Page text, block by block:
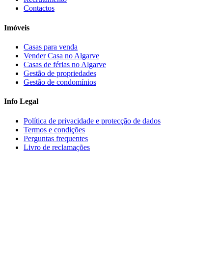
Contactos
Imóveis
Casas para venda
Vender Casa no Algarve
Casas de férias no Algarve
Gestão de propriedades
Gestão de condomínios
Info Legal
Política de privacidade e protecção de dados
Termos e condições
Perguntas frequentes
Livro de reclamações